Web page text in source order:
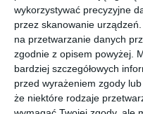
wykorzystywać precyzyjne
przez skanowanie
na przetwarzanie danych
zgodnie z opisem powyżej.
bardziej szczegółowych
przed wyrażeniem zgody
że niektóre rodzaje
z białą
Aranżacja małej łazienki z
podłogą.
INVENTIVE studio